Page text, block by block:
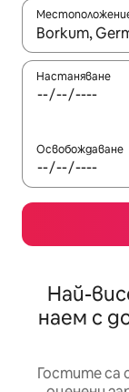
Когато
Настаняване
Освобождаване
Най-
наем с
Гостите са